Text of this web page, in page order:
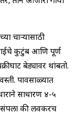
चाऱ्यासाठी
कुटुंब आणि पूर्ण
बेड्यावर थांबतो.
पावसाळ्यात
साधारण ४-५
संपला की लवकरच